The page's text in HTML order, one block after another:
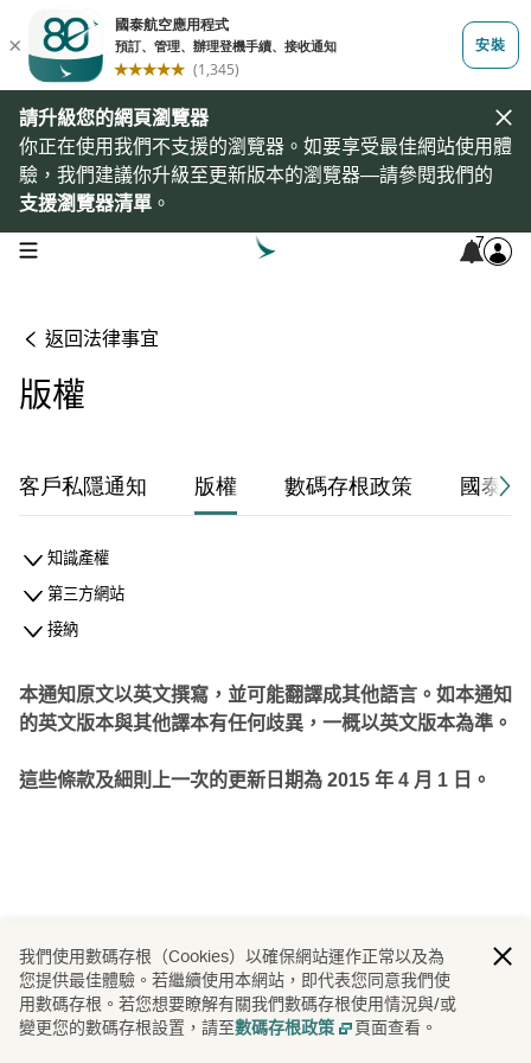
請升級您的網頁瀏覽器
你正在使用我們不支援的瀏覽器。如要享受最佳網站使用體
驗，我們建議你升級至更新版本的瀏覽器—請參閱我們的
支援瀏覽器清單 。
open navigation menu 7
返回法律事宜
版權
客戶私隱通知 版權 數碼存根政策 國泰
知識產權
第三方網站
接納
本通知原文以英文撰寫，並可能翻譯成其他語言。如本通知
的英文版本與其他譯本有任何歧異，一概以英文版本為準。
這些條款及細則上一次的更新日期為 2015 年 4 月 1 日。
我們使用數碼存根（Cookies）以確保網站運作正常以及為
您提供最佳體驗。若繼續使用本網站，即代表您同意我們使
用數碼存根。若您想要瞭解有關我們數碼存根使用情況與/或
變更您的數碼存根設置，請至數碼存根政策 頁面查看。